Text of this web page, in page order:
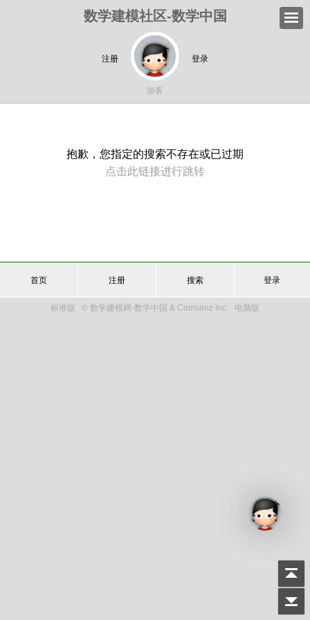
数学建模社区-数学中国
注册 登录
游客
抱歉，您指定的搜索不存在或已过期
点击此链接进行跳转
首页 注册 搜索 登录
标准版 © 数学建模网-数学中国 & Comsenz Inc. 电脑版